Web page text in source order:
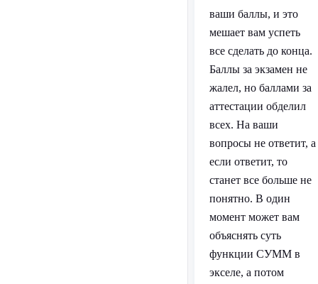
ваши баллы, и это
мешает вам успеть
все сделать до конца.
Баллы за экзамен не
жалел, но баллами за
аттестации обделил
всех. На ваши
вопросы не ответит, а
если ответит, то
станет все больше не
понятно. В один
момент может вам
объяснять суть
функции СУММ в
экселе, а потом